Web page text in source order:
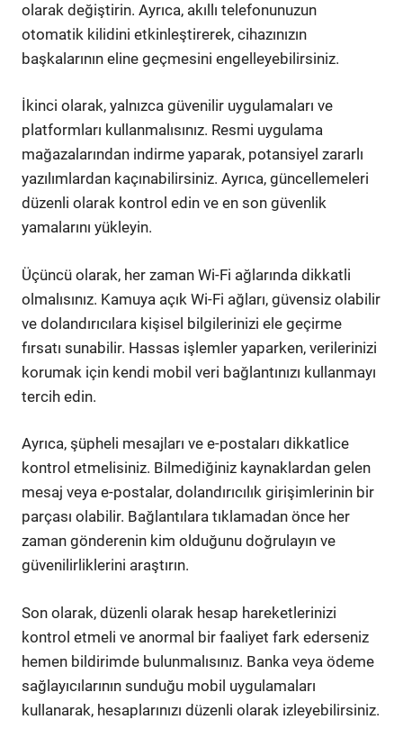
olarak değiştirin. Ayrıca, akıllı telefonunuzun
otomatik kilidini etkinleştirerek, cihazınızın
başkalarının eline geçmesini engelleyebilirsiniz.
İkinci olarak, yalnızca güvenilir uygulamaları ve
platformları kullanmalısınız. Resmi uygulama
mağazalarından indirme yaparak, potansiyel zararlı
yazılımlardan kaçınabilirsiniz. Ayrıca, güncellemeleri
düzenli olarak kontrol edin ve en son güvenlik
yamalarını yükleyin.
Üçüncü olarak, her zaman Wi-Fi ağlarında dikkatli
olmalısınız. Kamuya açık Wi-Fi ağları, güvensiz olabilir
ve dolandırıcılara kişisel bilgilerinizi ele geçirme
fırsatı sunabilir. Hassas işlemler yaparken, verilerinizi
korumak için kendi mobil veri bağlantınızı kullanmayı
tercih edin.
Ayrıca, şüpheli mesajları ve e-postaları dikkatlice
kontrol etmelisiniz. Bilmediğiniz kaynaklardan gelen
mesaj veya e-postalar, dolandırıcılık girişimlerinin bir
parçası olabilir. Bağlantılara tıklamadan önce her
zaman gönderenin kim olduğunu doğrulayın ve
güvenilirliklerini araştırın.
Son olarak, düzenli olarak hesap hareketlerinizi
kontrol etmeli ve anormal bir faaliyet fark ederseniz
hemen bildirimde bulunmalısınız. Banka veya ödeme
sağlayıcılarının sunduğu mobil uygulamaları
kullanarak, hesaplarınızı düzenli olarak izleyebilirsiniz.